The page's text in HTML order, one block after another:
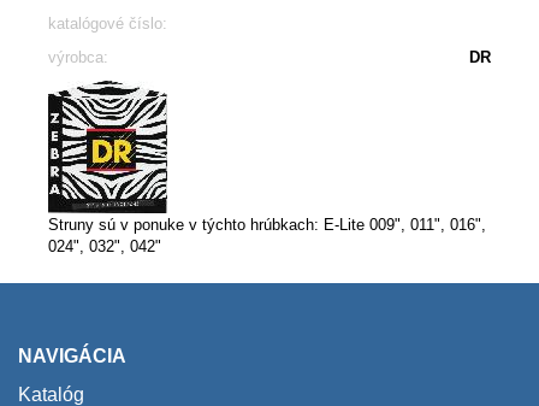
katalógové číslo:
výrobca:
DR
Struny sú v ponuke v týchto hrúbkach: E-Lite 009", 011", 016",
024", 032", 042"
NAVIGÁCIA
Katalóg